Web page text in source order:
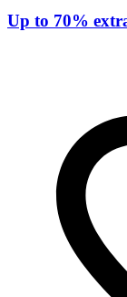
Up to 70%